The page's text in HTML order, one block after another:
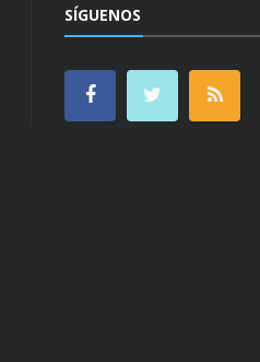
SÍGUENOS